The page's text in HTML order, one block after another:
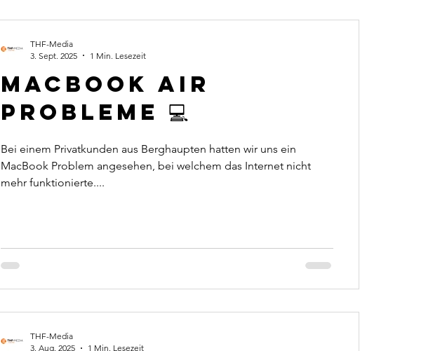
MacBook Air
Probleme 💻
Bei einem Privatkunden aus Berghaupten hatten wir uns ein
MacBook Problem angesehen, bei welchem das Internet nicht
mehr funktionierte....
THF-Media
3. Sept. 2025
1 Min. Lesezeit
THF-Media
3. Aug. 2025
1 Min. Lesezeit